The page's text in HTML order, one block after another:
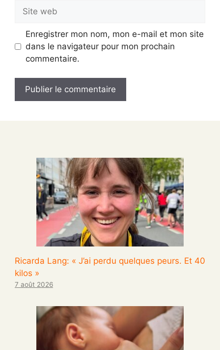
Site
web
Enregistrer mon nom, mon e-mail et mon site
dans le navigateur pour mon prochain
commentaire.
Ricarda Lang: « J’ai perdu quelques peurs. Et 40
kilos »
7 août 2026